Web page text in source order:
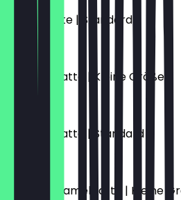
Vanille Latte | Standard
Caramel Latte | Kleine Größe
Caramel Latte | Standard
Salted Caramel Latte | Kleine